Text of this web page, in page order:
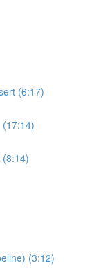
(6:17)
(3:12)